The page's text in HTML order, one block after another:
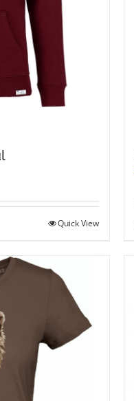
Quick View